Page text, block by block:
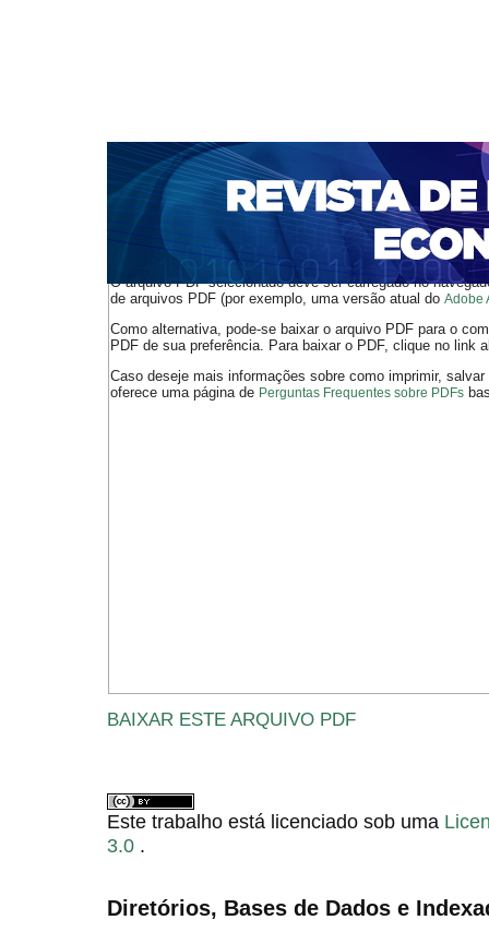
CAPA SOBRE ACESSO CADASTRO
NOTÍCIAS
PORTAL DE REVISTAS DA UNIFACS
BASES DE DADOS E INDEXADORES
Capa Ano XIX - V. 3 - N. 38 - Dezembro de 2017>Moreira
O arquivo PDF selecionado deve ser carregado no
de arquivos PDF (por exemplo, uma versão atual do Adobe
Como alternativa, pode-se baixar o arquivo PDF para o
PDF de sua preferência. Para baixar o PDF, clique no link
Caso deseje mais informações sobre como imprimir,
oferece uma página de Perguntas Frequentes sobre PDFs
BAIXAR ESTE ARQUIVO PDF
Este trabalho está licenciado sob uma
3.0 .
Diretórios, Bases de Dados e